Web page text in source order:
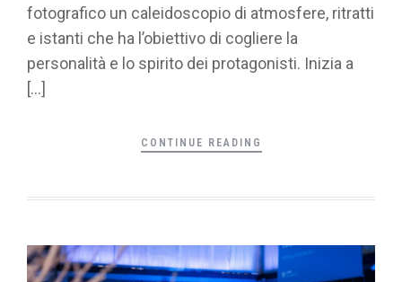
fotografico un caleidoscopio di atmosfere, ritratti
e istanti che ha l’obiettivo di cogliere la
personalità e lo spirito dei protagonisti. Inizia a
[…]
CONTINUE READING